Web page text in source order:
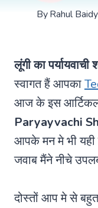
ByRahul
लूंगी का पर्यायवाची
स्वागत हैं आपका
आज के इस
Paryayvachi
आपके मन मे भी यही
जवाब मैंने नीचे
दोस्तों आप मे से